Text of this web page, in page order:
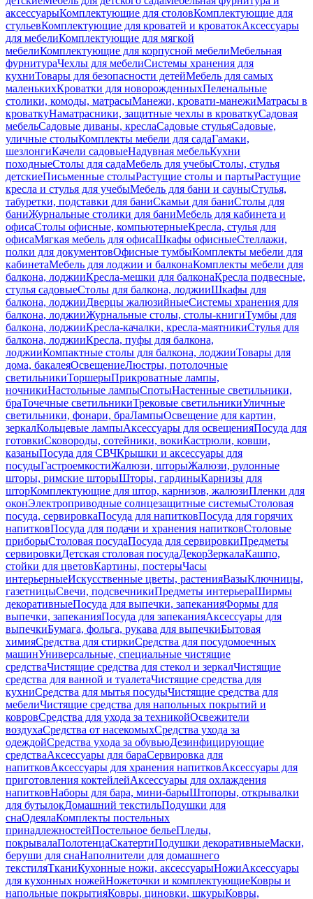
аксессуарыКомплектующие для столовКомплектующие для
стульевКомплектующие для кроватей и кроватокАксессуары
для мебелиКомплектующие для мягкой
мебелиКомплектующие для корпусной мебелиМебельная
фурнитураЧехлы для мебелиСистемы хранения для
кухниТовары для безопасности детейМебель для самых
маленькихКроватки для новорожденныхПеленальные
столики, комоды, матрасыМанежи, кровати-манежиМатрасы в
кроваткуНаматрасники, защитные чехлы в кроваткуСадовая
мебельСадовые диваны, креслаСадовые стульяСадовые,
уличные столыКомплекты мебели для садаГамаки,
шезлонгиКачели садовыеНадувная мебельКухни
походныеСтолы для садаМебель для учебыСтолы, стулья
детскиеПисьменные столыРастущие столы и партыРастущие
кресла и стулья для учебыМебель для бани и сауныСтулья,
табуретки, подставки для баниСкамьи для баниСтолы для
баниЖурнальные столики для баниМебель для кабинета и
офисаСтолы офисные, компьютерныеКресла, стулья для
офисаМягкая мебель для офисаШкафы офисныеСтеллажи,
полки для документовОфисные тумбыКомплекты мебели для
кабинетаМебель для лоджии и балконаКомплекты мебели для
балкона, лоджииКресла-мешки для балконаКресла подвесные,
стулья садовыеСтолы для балкона, лоджииШкафы для
балкона, лоджииДверцы жалюзийныеСистемы хранения для
балкона, лоджииЖурнальные столы, столы-книгиТумбы для
балкона, лоджииКресла-качалки, кресла-маятникиСтулья для
балкона, лоджииКресла, пуфы для балкона,
лоджииКомпактные столы для балкона, лоджииТовары для
дома, бакалеяОсвещениеЛюстры, потолочные
светильникиТоршерыПрикроватные лампы,
ночникиНастольные лампыСпотыНастенные светильники,
браТочечные светильникиТрековые светильникиУличные
светильники, фонари, браЛампыОсвещение для картин,
зеркалКольцевые лампыАксессуары для освещенияПосуда для
готовкиСковороды, сотейники, вокиКастрюли, ковши,
казаныПосуда для СВЧКрышки и аксессуары для
посудыГастроемкостиЖалюзи, шторыЖалюзи, рулонные
шторы, римские шторыШторы, гардиныКарнизы для
шторКомплектующие для штор, карнизов, жалюзиПленки для
оконЭлектроприводные солнцезащитные системыСтоловая
посуда, сервировкаПосуда для напитковПосуда для горячих
напитковПосуда для подачи и хранения напитковСтоловые
приборыСтоловая посудаПосуда для сервировкиПредметы
сервировкиДетская столовая посудаДекорЗеркалаКашпо,
стойки для цветовКартины, постерыЧасы
интерьерныеИскусственные цветы, растенияВазыКлючницы,
газетницыСвечи, подсвечникиПредметы интерьераШирмы
декоративныеПосуда для выпечки, запеканияФормы для
выпечки, запеканияПосуда для запеканияАксессуары для
выпечкиБумага, фольга, рукава для выпечкиБытовая
химияСредства для стиркиСредства для посудомоечных
машинУниверсальные, специальные чистящие
средстваЧистящие средства для стекол и зеркалЧистящие
средства для ванной и туалетаЧистящие средства для
кухниСредства для мытья посудыЧистящие средства для
мебелиЧистящие средства для напольных покрытий и
ковровСредства для ухода за техникойОсвежители
воздухаСредства от насекомыхСредства ухода за
одеждойСредства ухода за обувьюДезинфицирующие
средстваАксессуары для бараСервировка для
напитковАксессуары для хранения напитковАксессуары для
приготовления коктейлейАксессуары для охлаждения
напитковНаборы для бара, мини-барыШтопоры, открывалки
для бутылокДомашний текстильПодушки для
снаОдеялаКомплекты постельных
принадлежностейПостельное бельеПледы,
покрывалаПолотенцаСкатертиПодушки декоративныеМаски,
беруши для снаНаполнители для домашнего
текстиляТканиКухонные ножи, аксессуарыНожиАксессуары
для кухонных ножейНожеточки и комплектующиеКовры и
напольные покрытияКовры, циновки, шкурыКовры,